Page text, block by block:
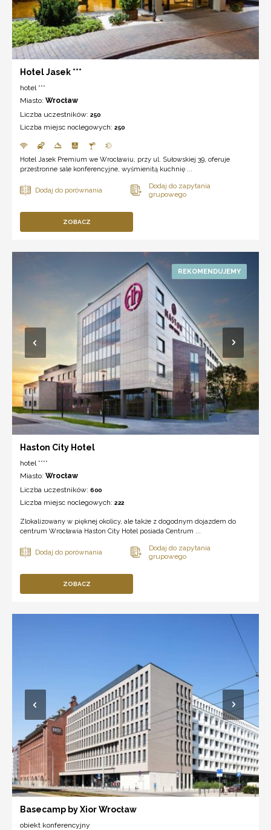
Hotel Jasek ***
hotel ***
Miasto: Wrocław
Liczba uczestników: 250
Liczba miejsc noclegowych: 250
Hotel Jasek Premium we Wrocławiu, przy ul. Sułowskiej 39, oferuje
przestronne sale konferencyjne, wyśmienitą kuchnię ...
ZOBACZ
Haston City Hotel
hotel ****
Miasto: Wrocław
Liczba uczestników: 600
Liczba miejsc noclegowych: 222
Zlokalizowany w pięknej okolicy, ale także z dogodnym dojazdem do
centrum Wrocławia Haston City Hotel posiada Centrum ...
ZOBACZ
Basecamp by Xior Wrocław
obiekt konferencyjny